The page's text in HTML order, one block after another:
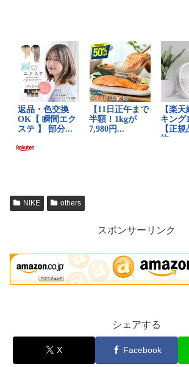
NIKE others
スポンサーリンク
シェアする
X Facebook